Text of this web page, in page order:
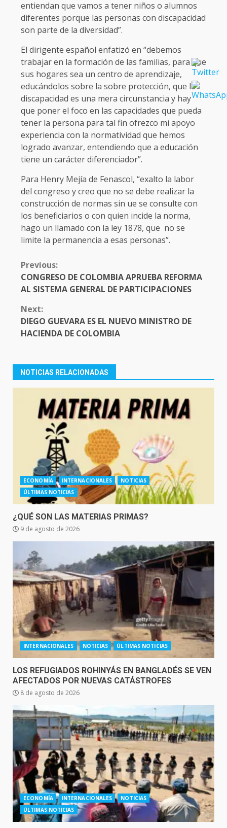
entiendan que vamos a tener niños o alumnos
diferentes porque las personas con discapacidad
son parte de la diversidad”.
El dirigente español enfatizó en “debemos
trabajar en la formación de las familias, para que
sus hogares sea un centro de aprendizaje,
educándolos sobre la sobre protección, que la
discapacidad es una mera circunstancia y hay
que poner el foco en las capacidades que pueda
tener la persona para tal fin ofrezco mi apoyo
experiencia con la normatividad que hemos
logrado avanzar, entendiendo que a educación
tiene un carácter diferenciador”.
Para Henry Mejía de Fenascol, “exalto la labor
del congreso y creo que no se debe realizar la
construcción de normas sin ue se consulte con
los beneficiarios o con quien incide la norma,
hago un llamado con la ley 1878, que no se
limite la permanencia a esas personas”.
CONTINUE
READING
Previous:
CONGRESO DE COLOMBIA APRUEBA REFORMA
AL SISTEMA GENERAL DE PARTICIPACIONES
Next:
DIEGO GUEVARA ES EL NUEVO MINISTRO DE
HACIENDA DE COLOMBIA
NOTICIAS RELACIONADAS
ECONOMÍA INTERNACIONALES
NOTICIAS
ÚLTIMAS NOTICIAS
¿QUÉ SON LAS MATERIAS PRIMAS?
9 de agosto de 2026
INTERNACIONALES NOTICIAS ÚLTIMAS NOTICIAS
LOS REFUGIADOS ROHINYÁS EN BANGLADÉS SE VEN
AFECTADOS POR NUEVAS CATÁSTROFES
8 de agosto de 2026
ECONOMÍA INTERNACIONALES
NOTICIAS
ÚLTIMAS NOTICIAS